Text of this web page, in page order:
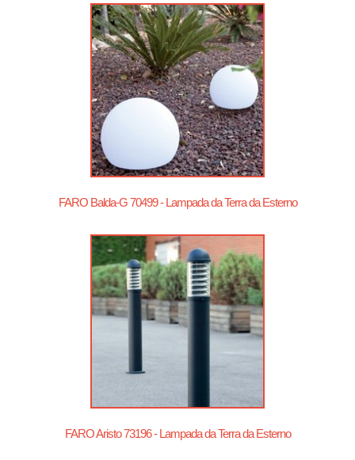
FARO Balda-G 70499 - Lampada da Terra da Esterno
FARO Aristo 73196 - Lampada da Terra da Esterno